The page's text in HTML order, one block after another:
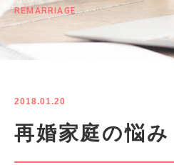
REMARRIAGE
2018.01.20
再婚家庭の悩み